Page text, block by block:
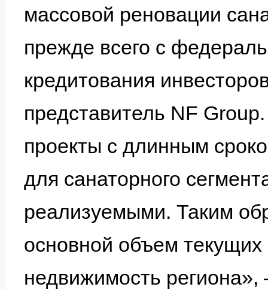
массовой реновации
прежде всего с
кредитования
представитель NF
проекты с длинным
для санаторного
реализуемыми. Таким
основной объем
недвижимость региона»,